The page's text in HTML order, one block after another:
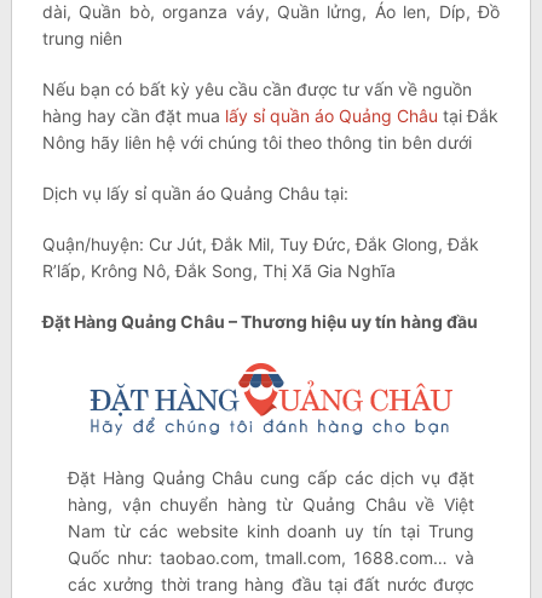
dài, Quần bò, organza váy, Quần lửng, Áo len, Díp, Đồ
trung niên
Nếu bạn có bất kỳ yêu cầu cần được tư vấn về nguồn
hàng hay cần đặt mua lấy sỉ quần áo Quảng Châu tại Đắk
Nông hãy liên hệ với chúng tôi theo thông tin bên dưới
Dịch vụ lấy sỉ quần áo Quảng Châu tại:
Quận/huyện: Cư Jút, Đắk Mil, Tuy Đức, Đắk Glong, Đắk
R’lấp, Krông Nô, Đắk Song, Thị Xã Gia Nghĩa
Đặt Hàng Quảng Châu – Thương hiệu uy tín hàng đầu
Đặt Hàng Quảng Châu cung cấp các dịch vụ đặt
hàng, vận chuyển hàng từ Quảng Châu về Việt
Nam từ các website kinh doanh uy tín tại Trung
Quốc như: taobao.com, tmall.com, 1688.com… và
các xưởng thời trang hàng đầu tại đất nước được